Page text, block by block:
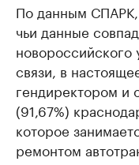
По данным СПАРК,
чьи данные
новороссийского
связи, в
гендиректором и
(91,67%)
которое
ремонтом